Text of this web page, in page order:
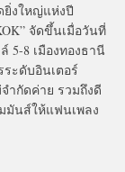
ยิ่งใหญ่แห่งปี
จัดขึ้นเมื่อวันที่
5-8 เมืองทองธานี
ะดับอินเตอร์
ำกัดค่าย รวมถึงดี
มันส์ให้แฟนเพลง